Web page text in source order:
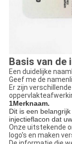
Basis van de
Een duidelijke
Geef me de
Er zijn
1Merknaam.
Dit is een
injectieflacon dat
Onze uitstekende
logo's en maken